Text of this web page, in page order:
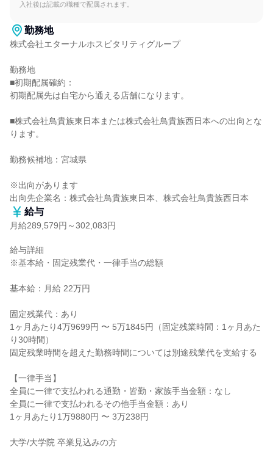
入社後は記載の職種で配属されます。
勤務地
株式会社エターナルホスピタリティグループ
勤務地
■初期配属確約：
初期配属先は自宅から通える店舗になります。
■株式会社鳥貴族東日本または株式会社鳥貴族西日本への出向とな
ります。
勤務候補地：宮城県
※出向があります
出向先企業名：株式会社鳥貴族東日本、株式会社鳥貴族西日本
給与
月給289,579円～302,083円
給与詳細
※基本給・固定残業代・一律手当の総額
基本給：月給 22万円
固定残業代：あり
1ヶ月あたり4万9699円 〜 5万1845円（固定残業時間：1ヶ月あた
り30時間）
固定残業時間を超えた勤務時間については別途残業代を支給する
【一律手当】
全員に一律で支払われる通勤・皆勤・家族手当金額：なし
全員に一律で支払われるその他手当金額：あり
1ヶ月あたり1万9880円 〜 3万238円
大学/大学院 卒業見込みの方